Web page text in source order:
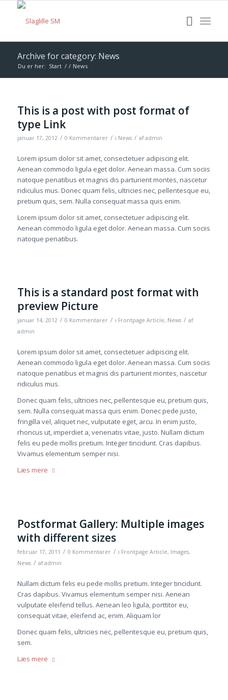
Archive for category: News
Du er her: Start / / News
This is a post with post format of
type Link
januar 17, 2012 / 0 Kommentarer / i News / afadmin
Lorem ipsum dolor sit amet, consectetuer adipiscing elit.
Aenean commodo ligula eget dolor. Aenean massa. Cum sociis
natoque penatibus et magnis dis parturient montes, nascetur
ridiculus mus. Donec quam felis, ultricies nec, pellentesque eu,
pretium quis, sem. Nulla consequat massa quis enim.
Lorem ipsum dolor sit amet, consectetuer adipiscing elit.
Aenean commodo ligula eget dolor. Aenean massa. Cum sociis
natoque penatibus.
This is a standard post format with
preview Picture
januar 14, 2012 / 0 Kommentarer / i Frontpage Article, News / af
admin
Lorem ipsum dolor sit amet, consectetuer adipiscing elit.
Aenean commodo ligula eget dolor. Aenean massa. Cum sociis
natoque penatibus et magnis dis parturient montes, nascetur
ridiculus mus.
Donec quam felis, ultricies nec, pellentesque eu, pretium quis,
sem. Nulla consequat massa quis enim. Donec pede justo,
fringilla vel, aliquet nec, vulputate eget, arcu. In enim justo,
rhoncus ut, imperdiet a, venenatis vitae, justo. Nullam dictum
felis eu pede mollis pretium. Integer tincidunt. Cras dapibus.
Vivamus elementum semper nisi.
Læs mere
Postformat Gallery: Multiple images
with different sizes
februar 17, 2011 / 0 Kommentarer / i Frontpage Article, Images,
News / afadmin
Nullam dictum felis eu pede mollis pretium. Integer tincidunt.
Cras dapibus. Vivamus elementum semper nisi. Aenean
vulputate eleifend tellus. Aenean leo ligula, porttitor eu,
consequat vitae, eleifend ac, enim. Aliquam lor
Donec quam felis, ultricies nec, pellentesque eu, pretium quis,
sem.
Læs mere